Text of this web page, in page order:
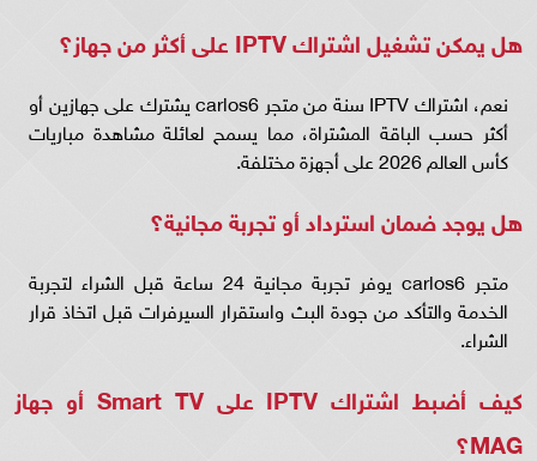
هل يمكن تشغيل اشتراك IPTV على أكثر من جهاز؟
نعم، اشتراك IPTV سنة من متجر carlos6 يشترك على جهازين أو
أكثر حسب الباقة المشتراة، مما يسمح لعائلة مشاهدة مباريات
كأس العالم 2026 على أجهزة مختلفة.
هل يوجد ضمان استرداد أو تجربة مجانية؟
متجر carlos6 يوفر تجربة مجانية 24 ساعة قبل الشراء لتجربة
الخدمة والتأكد من جودة البث واستقرار السيرفرات قبل اتخاذ قرار
الشراء.
كيف أضبط اشتراك IPTV على Smart TV أو جهاز
MAG؟